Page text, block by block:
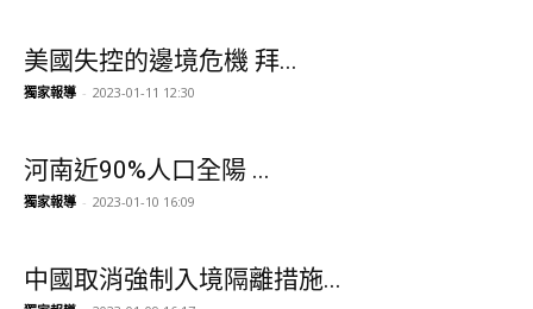
美國失控的邊境危機 拜...
獨家報導 - 2023-01-11 12:30
河南近90%人口全陽 ...
獨家報導 - 2023-01-10 16:09
中國取消強制入境隔離措施...